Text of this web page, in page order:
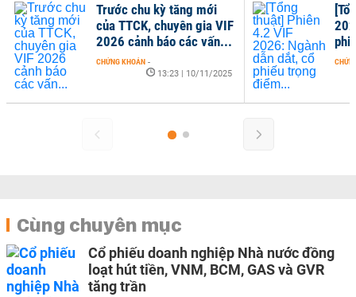
Trước chu kỳ tăng mới
của TTCK, chuyên gia VIF
2026 cảnh báo các vấn...
CHỨNG KHOÁN -
13:23 | 10/11/2025
Cùng chuyên mục
Cổ phiếu doanh nghiệp Nhà nước đồng
loạt hút tiền, VNM, BCM, GAS và GVR
tăng trần